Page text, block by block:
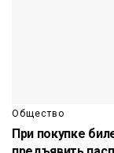
Общество
При покупке